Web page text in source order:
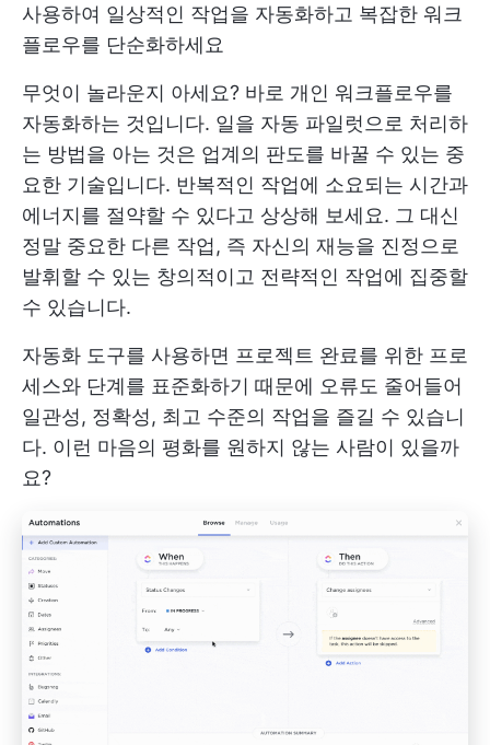
사용하여 일상적인 작업을 자동화하고 복잡한 워크
플로우를 단순화하세요
무엇이 놀라운지 아세요? 바로 개인 워크플로우를
자동화하는 것입니다. 일을 자동 파일럿으로 처리하
는 방법을 아는 것은 업계의 판도를 바꿀 수 있는 중
요한 기술입니다. 반복적인 작업에 소요되는 시간과
에너지를 절약할 수 있다고 상상해 보세요. 그 대신
정말 중요한 다른 작업, 즉 자신의 재능을 진정으로
발휘할 수 있는 창의적이고 전략적인 작업에 집중할
수 있습니다.
자동화 도구를 사용하면 프로젝트 완료를 위한 프로
세스와 단계를 표준화하기 때문에 오류도 줄어들어
일관성, 정확성, 최고 수준의 작업을 즐길 수 있습니
다. 이런 마음의 평화를 원하지 않는 사람이 있을까
요?